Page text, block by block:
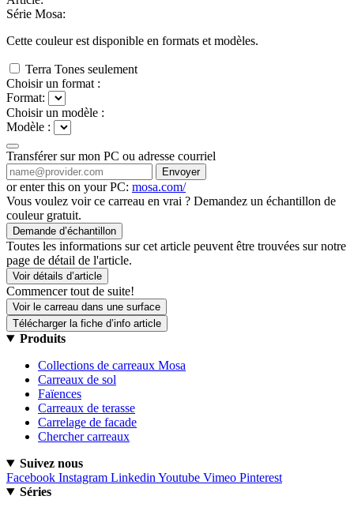
Série Mosa:
Cette couleur est disponible en formats et modèles.
Terra Tones seulement
Choisir un format :
Format:
Choisir un modèle :
Modèle :
Transférer sur mon PC ou adresse courriel
Envoyer
or enter this on your PC: mosa.com/
Vous voulez voir ce carreau en vrai ? Demandez un échantillon de
couleur gratuit.
Demande d’échantillon
Toutes les informations sur cet article peuvent être trouvées sur notre
page de détail de l'article.
Voir détails d’article
Commencer tout de suite!
Voir le carreau dans une surface
Télécharger la fiche d’info article
Produits
Collections de carreaux Mosa
Carreaux de sol
Faïences
Carreaux de terasse
Carrelage de facade
Chercher carreaux
Suivez nous
Facebook Instagram Linkedin Youtube Vimeo Pinterest
Séries